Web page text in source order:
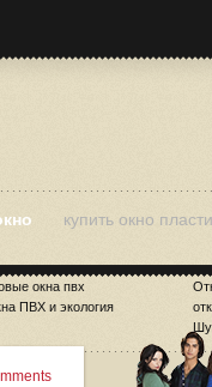
окна пвх
ПВХ и экология
купить окно